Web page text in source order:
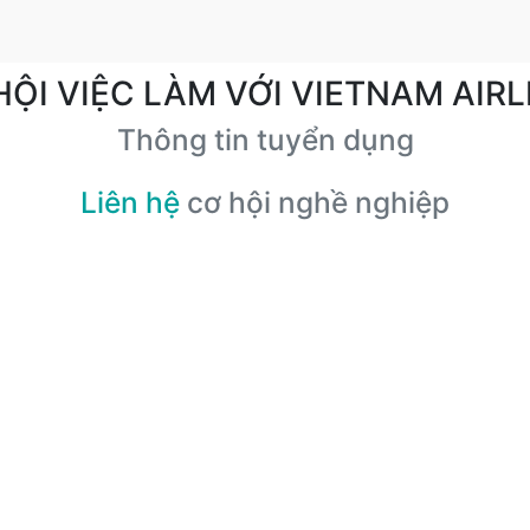
VIỆC LÀM VỚI VIETNAM
Thông tin tuyển dụng
Liên hệ cơ hội nghề nghiệp